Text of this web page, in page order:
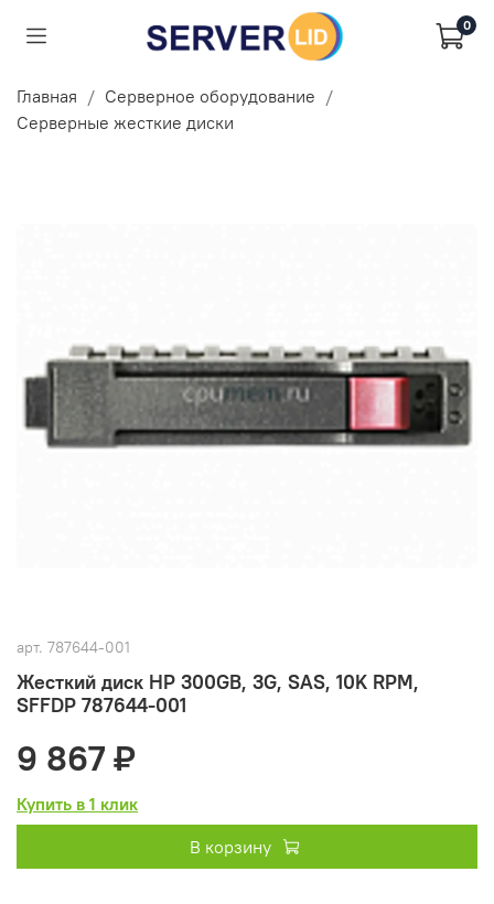
0
Главная
Серверное оборудование
Серверные жесткие диски
арт. 787644-001
Жесткий диск HP 300GB, 3G, SAS, 10K RPM,
SFFDP 787644-001
9 867 ₽
Купить в 1 клик
В корзину